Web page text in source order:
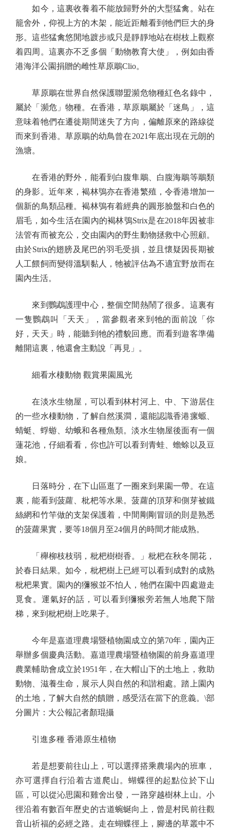
如今，這裏收養着不能放歸野外的大型猛禽。站在
籠舍外，仰視上方的木架，能近距離看到牠們巨大的身
形。這些猛禽悠閒地踱步或只是靜靜地站在樹枝上觀察
着四周。這裏亦不乏多個「動物教育大使」，例如由香
港海洋公園捐贈的雌性草原鵰Clio。
草原鵰在世界自然保護聯盟瀕危物種紅色名錄中，
屬於「瀕危」物種。在香港，草原鵰屬於「迷鳥」，這
意味着牠們在遷徙期間迷失了方向，偏離原來的路線從
而來到香港。草原鵰的幼鳥曾在2021年底出現在元朗的
漁塘。
在香港的野外，能看到白腹隼鵰、白腹海鵰等鵰類
的身影。近年來，褐林鴞亦在香港繁殖，令香港增加一
個新的鳥類品種。褐林鴞有着經典的圓形臉盤和白色的
眉毛，如今生活在園內的褐林鴞Strix是在2018年因被非
法管有而被充公，交由園內的野生動物拯救中心照顧。
由於Strix的翅膀及尾巴的羽毛受損，並且懷疑因長期被
人工餵飼而變得溫馴黏人，牠被評估為不適宜野放而在
園內生活。
來到鸚鵡護理中心，整個空間熱鬧了很多。這裏有
一隻鸚鵡叫「天天」，當參觀者來到牠的面前說「你
好，天天」時，能聽到牠的禮貌回應。而看到遊客準備
離開這裏，牠還會主動說「再見」。
細看水棲動物 觀賞果園風光
在淡水生物屋，可以看到林村河上、中、下游居住
的一些水棲動物，了解自然溪澗，還能認識香港瘰螈、
蜻蜓、蜉蝣、幼蛾和各種魚類。淡水生物屋後面有一個
蓮花池，仔細看看，你也許可以看到青蛙、蟾蜍以及豆
娘。
日落時分，在下山區逛了一圈來到果園一帶。在這
裏，能看到菠蘿、枇杷等水果。菠蘿的頂芽和側芽被鐵
絲網和竹竿做的支架保護着，中間剛剛冒頭的則是熟悉
的菠蘿果實，要等18個月至24個月的時間才能成熟。
「櫸柳枝枝弱，枇杷樹樹香。」枇杷在秋冬開花，
於春日結果。如今，枇杷樹上已經可以看到成對的成熟
枇杷果實。園內的獼猴並不怕人，牠們在園中四處遊走
覓食。運氣好的話，可以看到獼猴旁若無人地爬下階
梯，來到枇杷樹上吃果子。
今年是嘉道理農場暨植物園成立的第70年，園內正
舉辦多個慶典活動。嘉道理農場暨植物園的前身嘉道理
農業輔助會成立於1951年，在大帽山下的土地上，救助
動物、滋養生命，展示人與自然的和諧相處。踏上園內
的土地，了解大自然的饋贈，感受活在當下的意義。\部
分圖片：大公報記者顏琨攝
引進多種 香港原生植物
若是想要前往山上，可以選擇搭乘農場內的班車，
亦可選擇自行沿着古道爬山。蝴蝶徑的起點位於下山
區，可以從沁思園和雞舍出發，一路穿越樹林上山。小
徑沿着有數百年歷史的古道蜿蜒向上，曾是村民前往觀
音山祈福的必經之路。走在蝴蝶徑上，腳邊的草叢中不